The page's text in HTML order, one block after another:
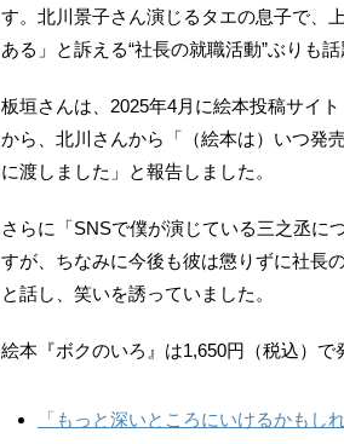
す。北川景子さん演じるタエの息子で、
ある」と訴える“社長の就職活動”ぶりも話
板垣さんは、2025年4月に絵本投稿サイ
から、北川さんから「（絵本は）いつ発
に渡しました」と報告しました。
さらに「SNSで僕が演じている三之丞に
すが、ちなみに今後も彼は懲りずに社長
と話し、笑いを誘っていました。
絵本『ボクのいろ』は1,650円（税込）で
「もっと深いところにいけるかもし